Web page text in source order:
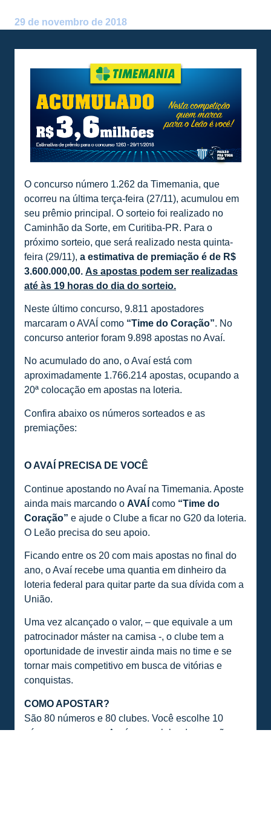
29 de novembro de 2018
O concurso número 1.262 da Timemania, que
ocorreu na última terça-feira (27/11), acumulou em
seu prêmio principal. O sorteio foi realizado no
Caminhão da Sorte, em Curitiba-PR. Para o
próximo sorteio, que será realizado nesta quinta-
feira (29/11), a estimativa de premiação é de R$
3.600.000,00. As apostas podem ser realizadas
até às 19 horas do dia do sorteio.
Neste último concurso, 9.811 apostadores
marcaram o AVAÍ como “Time do Coração”. No
concurso anterior foram 9.898 apostas no Avaí.
No acumulado do ano, o Avaí está com
aproximadamente 1.766.214 apostas, ocupando a
20ª colocação em apostas na loteria.
Confira abaixo os números sorteados e as
premiações:
O AVAÍ PRECISA DE VOCÊ
Continue apostando no Avaí na Timemania. Aposte
ainda mais marcando o AVAÍ como “Time do
Coração” e ajude o Clube a ficar no G20 da loteria.
O Leão precisa do seu apoio.
Ficando entre os 20 com mais apostas no final do
ano, o Avaí recebe uma quantia em dinheiro da
loteria federal para quitar parte da sua dívida com a
União.
Uma vez alcançado o valor, – que equivale a um
patrocinador máster na camisa -, o clube tem a
oportunidade de investir ainda mais no time e se
tornar mais competitivo em busca de vitórias e
conquistas.
COMO APOSTAR?
São 80 números e 80 clubes. Você escolhe 10
números e marca o Avaí como clube do coração.